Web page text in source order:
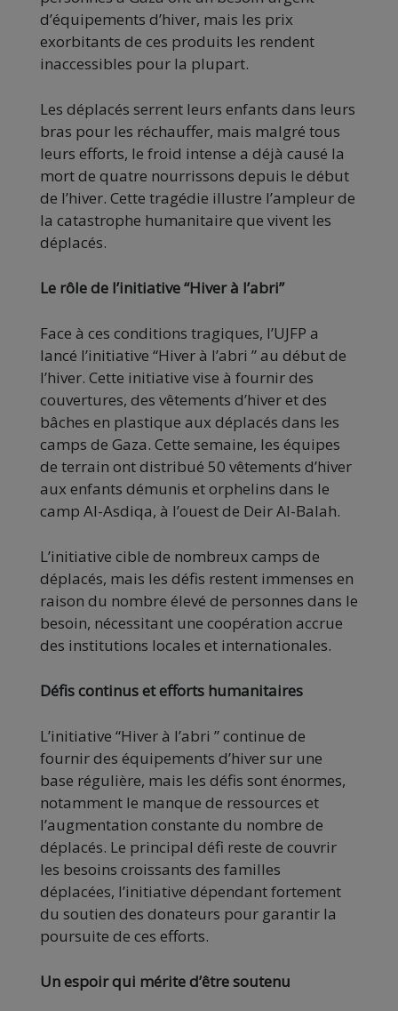
d’équipements d’hiver, mais les prix
exorbitants de ces produits les rendent
inaccessibles pour la plupart.
Les déplacés serrent leurs enfants dans leurs
bras pour les réchauffer, mais malgré tous
leurs efforts, le froid intense a déjà causé la
mort de quatre nourrissons depuis le début
de l’hiver. Cette tragédie illustre l’ampleur de
la catastrophe humanitaire que vivent les
déplacés.
Le rôle de l’initiative “Hiver à l’abri”
Face à ces conditions tragiques, l’UJFP a
lancé l’initiative “Hiver à l’abri ” au début de
l’hiver. Cette initiative vise à fournir des
couvertures, des vêtements d’hiver et des
bâches en plastique aux déplacés dans les
camps de Gaza. Cette semaine, les équipes
de terrain ont distribué 50 vêtements d’hiver
aux enfants démunis et orphelins dans le
camp Al-Asdiqa, à l’ouest de Deir Al-Balah.
L’initiative cible de nombreux camps de
déplacés, mais les défis restent immenses en
raison du nombre élevé de personnes dans le
besoin, nécessitant une coopération accrue
des institutions locales et internationales.
Défis continus et efforts humanitaires
L’initiative “Hiver à l’abri ” continue de
fournir des équipements d’hiver sur une
base régulière, mais les défis sont énormes,
notamment le manque de ressources et
l’augmentation constante du nombre de
déplacés. Le principal défi reste de couvrir
les besoins croissants des familles
déplacées, l’initiative dépendant fortement
du soutien des donateurs pour garantir la
poursuite de ces efforts.
Un espoir qui mérite d’être soutenu